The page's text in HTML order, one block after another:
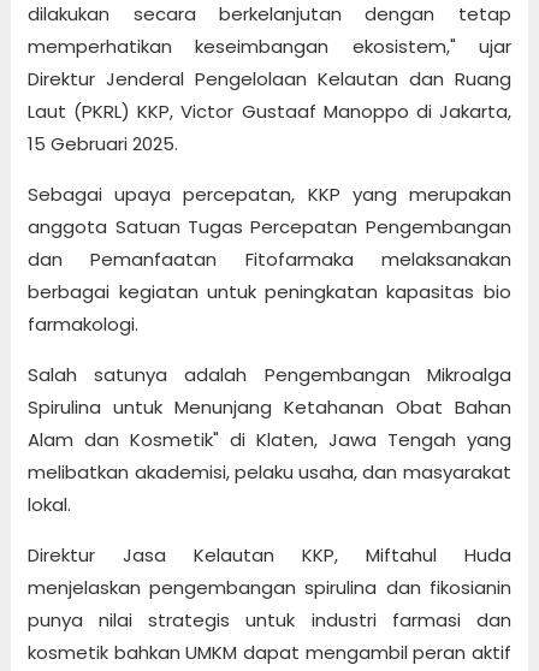
dilakukan secara berkelanjutan dengan tetap
memperhatikan keseimbangan ekosistem," ujar
Direktur Jenderal Pengelolaan Kelautan dan Ruang
Laut (PKRL) KKP, Victor Gustaaf Manoppo di Jakarta,
15 Gebruari 2025.
Sebagai upaya percepatan, KKP yang merupakan
anggota Satuan Tugas Percepatan Pengembangan
dan Pemanfaatan Fitofarmaka melaksanakan
berbagai kegiatan untuk peningkatan kapasitas bio
farmakologi.
Salah satunya adalah Pengembangan Mikroalga
Spirulina untuk Menunjang Ketahanan Obat Bahan
Alam dan Kosmetik" di Klaten, Jawa Tengah yang
melibatkan akademisi, pelaku usaha, dan masyarakat
lokal.
Direktur Jasa Kelautan KKP, Miftahul Huda
menjelaskan pengembangan spirulina dan fikosianin
punya nilai strategis untuk industri farmasi dan
kosmetik bahkan UMKM dapat mengambil peran aktif